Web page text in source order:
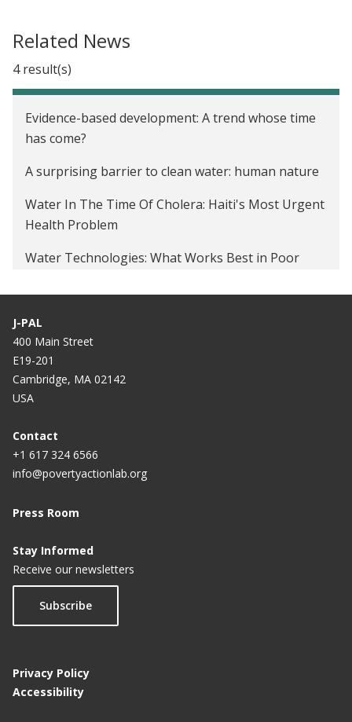
Related News
4 result(s)
Evidence-based development: A trend whose time
has come?
A surprising barrier to clean water: human nature
Water In The Time Of Cholera: Haiti's Most Urgent
Health Problem
Water Technologies: What Works Best in Poor
J-PAL
400 Main Street
E19-201
Cambridge, MA 02142
USA
Contact
+1 617 324 6566
info@povertyactionlab.org
Press Room
Stay Informed
Receive our newsletters
Subscribe
Privacy Policy
Accessibility